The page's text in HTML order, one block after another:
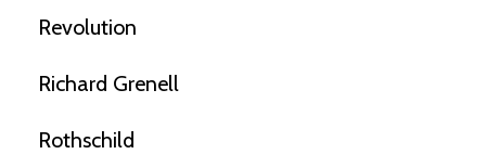
Revolution
Richard Grenell
Rothschild